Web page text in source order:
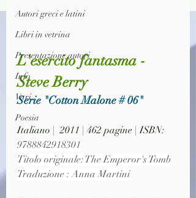
Autori greci e latini
Libri in vetrina
Presentazione autori
Info
Vari
Poesia
L'esercito fantasma -
Steve Berry
Serie "Cotton Malone # 06"
Italiano |  2011 | 462 pagine | ISBN:
9788842918301
Titolo originale: The Emperor's Tomb
Traduzione : Anna Martini